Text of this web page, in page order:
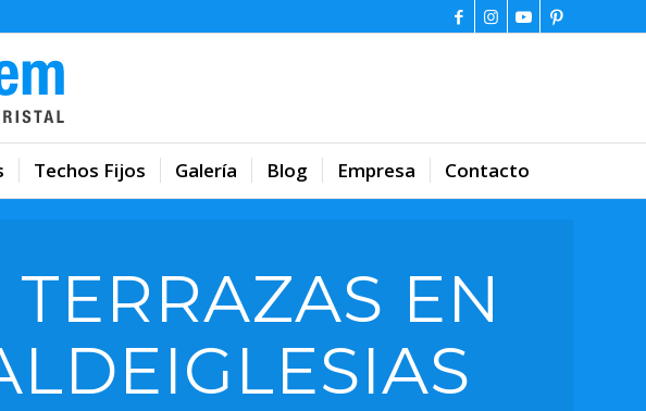
Techos Fijos Galería Blog Empresa Contacto
EN